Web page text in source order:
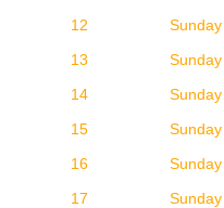
12
Sunday
13
Sunday
14
Sunday
15
Sunday
16
Sunday
17
Sunday